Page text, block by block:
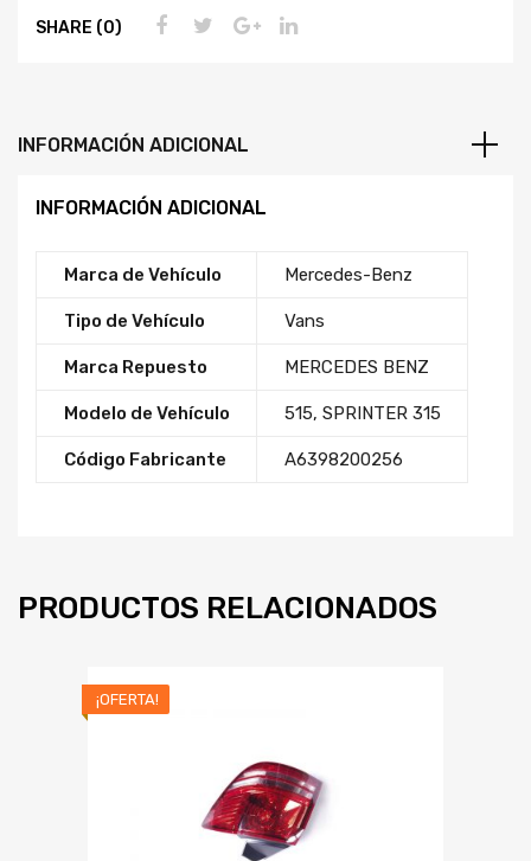
SHARE (0)
INFORMACIÓN ADICIONAL
INFORMACIÓN ADICIONAL
Marca de Vehículo Mercedes-Benz
Tipo de Vehículo Vans
Marca Repuesto MERCEDES BENZ
Modelo de Vehículo 515, SPRINTER 315
Código Fabricante A6398200256
PRODUCTOS RELACIONADOS
¡OFERTA!